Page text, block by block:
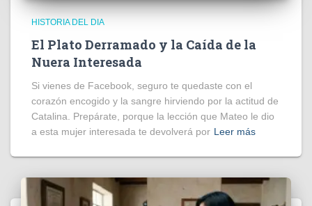
HISTORIA DEL DIA
El Plato Derramado y la Caída de la
Nuera Interesada
Si vienes de Facebook, seguro te quedaste con el
corazón encogido y la sangre hirviendo por la actitud de
Catalina. Prepárate, porque la lección que Mateo le dio
a esta mujer interesada te devolverá por Leer más